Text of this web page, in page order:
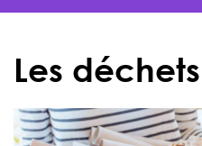
Les déchets